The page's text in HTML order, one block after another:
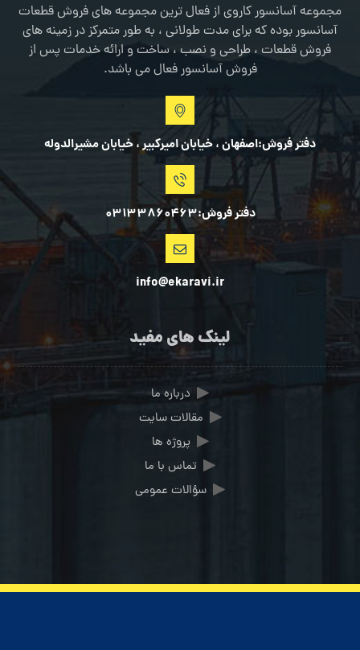
مجموعه آسانسور کاروی از فعال ترین مجموعه های فروش قطعات
آسانسور بوده که برای مدت طولانی ، به طور متمرکز در زمینه های
فروش قطعات ، طراحی و نصب ، ساخت و ارائه خدمات پس از
فروش آسانسور فعال می باشد.
دفتر فروش:اصفهان ، خیابان امیرکبیر ، خیابان مشیرالدوله
دفتر فروش:03133860463
info@ekaravi.ir
لینک های مفید
درباره ما
مقالات سایت
پروژه ها
تماس با ما
سؤالات عمومی